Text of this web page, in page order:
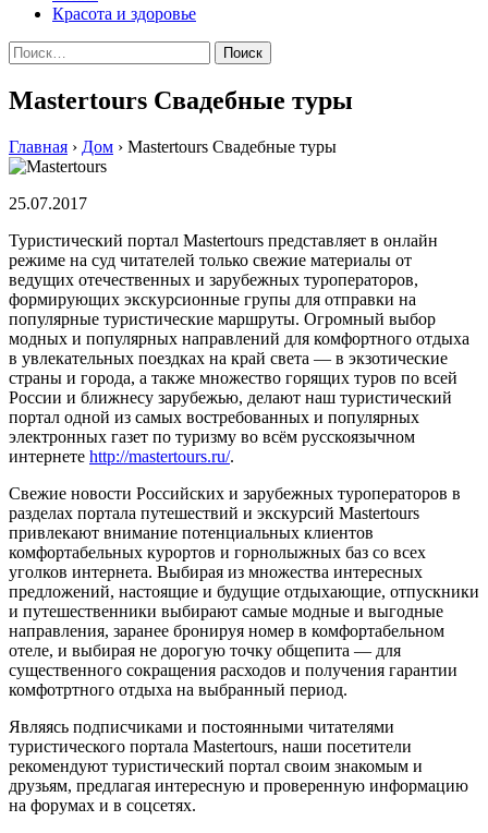
Красота и здоровье
Найти:
Mastertours Свадебные туры
Главная › Дом › Mastertours Свадебные туры
25.07.2017
Туристический портал Mastertours представляет в онлайн
режиме на суд читателей только свежие материалы от
ведущих отечественных и зарубежных туроператоров,
формирующих экскурсионные групы для отправки на
популярные туристические маршруты. Огромный выбор
модных и популярных направлений для комфортного отдыха
в увлекательных поездках на край света — в экзотические
страны и города, а также множество горящих туров по всей
России и ближнесу зарубежью, делают наш туристический
портал одной из самых востребованных и популярных
электронных газет по туризму во всём русскоязычном
интернете http://mastertours.ru/.
Свежие новости Российских и зарубежных туроператоров в
разделах портала путешествий и экскурсий Mastertours
привлекают внимание потенциальных клиентов
комфортабельных курортов и горнолыжных баз со всех
уголков интернета. Выбирая из множества интересных
предложений, настоящие и будущие отдыхающие, отпускники
и путешественники выбирают самые модные и выгодные
направления, заранее бронируя номер в комфортабельном
отеле, и выбирая не дорогую точку общепита — для
существенного сокращения расходов и получения гарантии
комфотртного отдыха на выбранный период.
Являясь подписчиками и постоянными читателями
туристического портала Mastertours, наши посетители
рекомендуют туристический портал своим знакомым и
друзьям, предлагая интересную и проверенную информацию
на форумах и в соцсетях.